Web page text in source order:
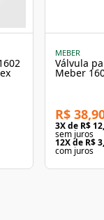
MEBER
Válvula
Meber
R$
3X de R$
sem juros
12X de R$
com juros